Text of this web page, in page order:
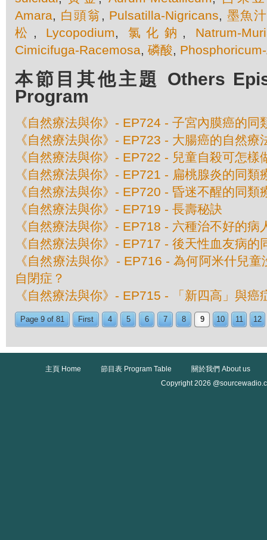
Amara, 白頭翁 , Pulsatilla-Nigricans, 墨魚汁
松 , Lycopodium, 氯化鈉 , Natrum-
Cimicifuga-Racemosa, 磷酸,
本節目其他主題 Others
Program
《自然療法與你》- EP724 - 子宮內膜癌的同
《自然療法與你》- EP723 - 大腸癌的自然療
《自然療法與你》- EP722 - 兒童自殺可怎樣
《自然療法與你》- EP721 - 扁桃腺炎的同類
《自然療法與你》- EP720 - 昏迷不醒的同類
《自然療法與你》- EP719 - 長壽秘訣
《自然療法與你》- EP718 - 六種治不好的病
《自然療法與你》- EP717 - 後天性血友病的
《自然療法與你》- EP716 - 為何阿米什兒
自閉症？
《自然療法與你》- EP715 - 「新四高」與癌
Page 9 of 81 First 4 5 6 7 8 9 10 11 12
主頁 Home 節目表 Program Table
關於我們 About us
Copyright 2026